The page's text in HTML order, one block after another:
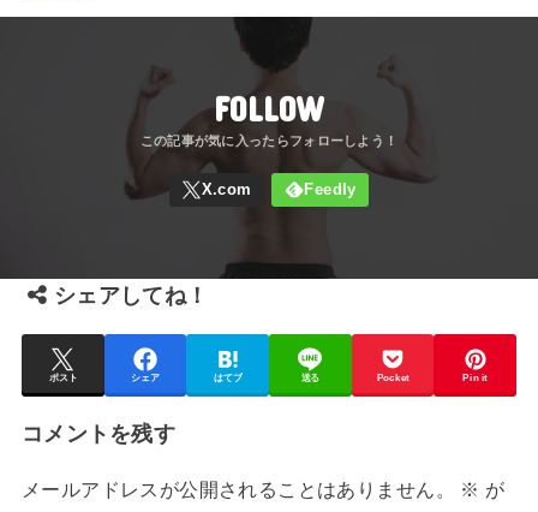
b
e
a
FOLLOW
シェアしてね！
ポスト シェア はてブ 送る Pocket Pin it
コメントを残す
メールアドレスが公開されることはありません。 ※ が